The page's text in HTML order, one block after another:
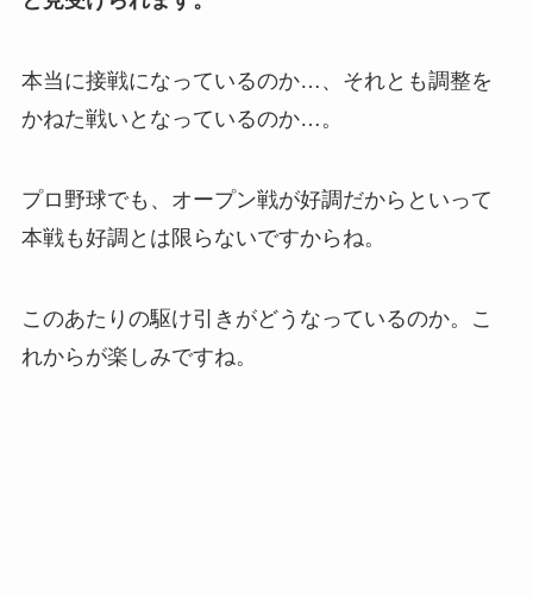
本当に接戦になっているのか…、それとも調整を
かねた戦いとなっているのか…。
プロ野球でも、オープン戦が好調だからといって
本戦も好調とは限らないですからね。
このあたりの駆け引きがどうなっているのか。こ
れからが楽しみですね。